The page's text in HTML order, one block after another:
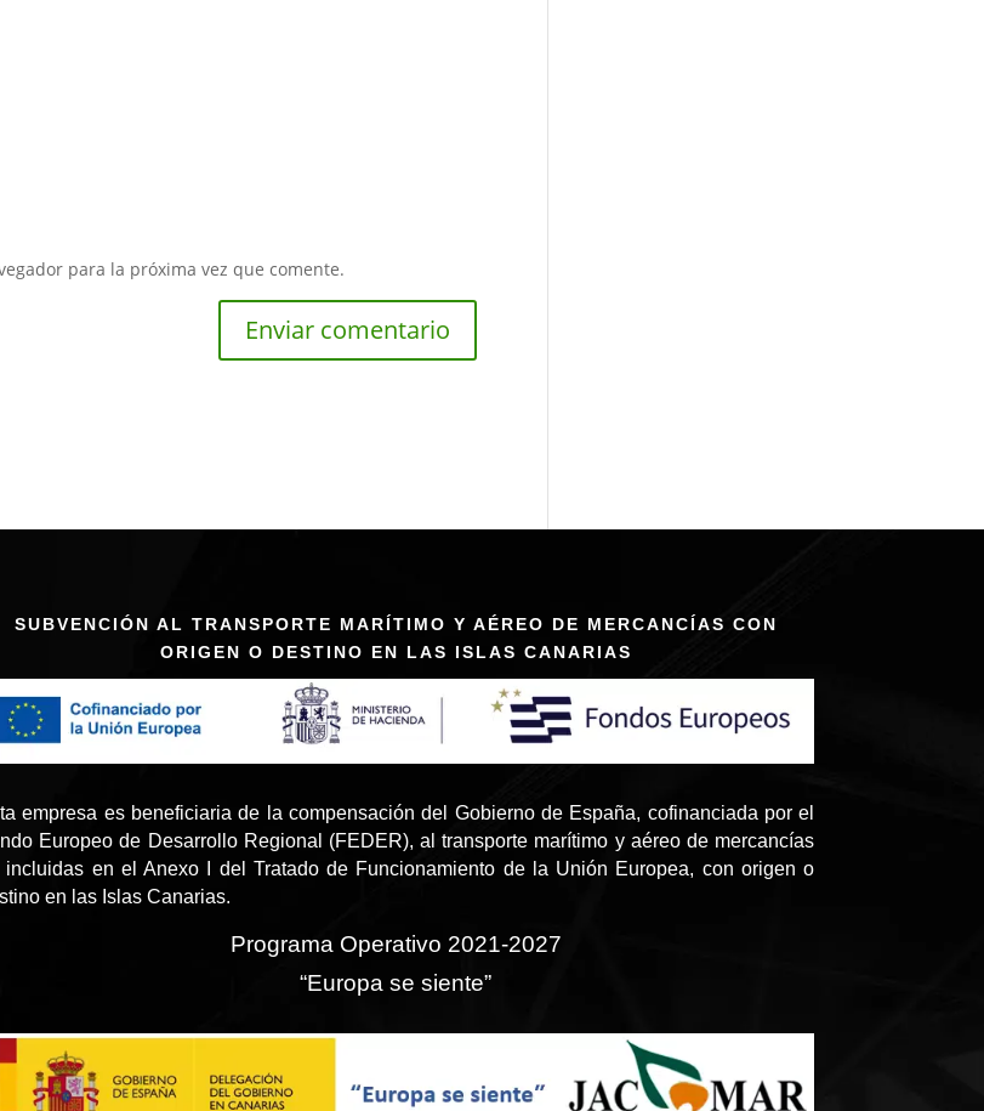
para la próxima vez que comente.
SUBVENCIÓN AL TRANSPORTE MARÍTIMO Y AÉREO DE MERCANCÍAS CON
ORIGEN O DESTINO EN LAS ISLAS CANARIAS
empresa es beneficiaria de la compensación del Gobierno de España, cofinanciada por el
Europeo de Desarrollo Regional (FEDER), al transporte marítimo y aéreo de mercancías
incluidas en el Anexo I del Tratado de Funcionamiento de la Unión Europea, con origen o
en las Islas Canarias.
Programa Operativo 2021-2027
“Europa se siente”